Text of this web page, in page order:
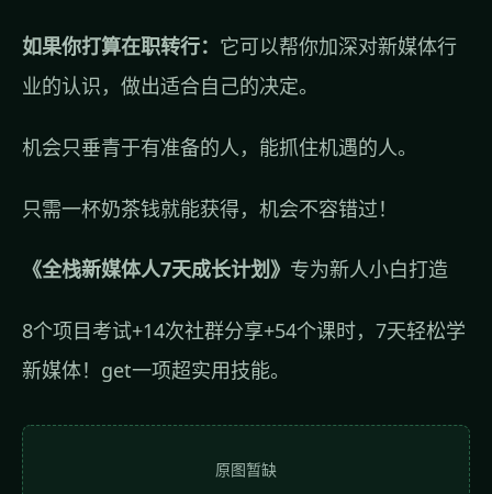
如果你打算在职转行： 它可以帮你加深对新媒体行
业的认识，做出适合自己的决定。
机会只垂青于有准备的人，能抓住机遇的人。
只需一杯奶茶钱就能获得，机会不容错过！
《全栈新媒体人7天成长计划》 专为新人小白打造
8个项目考试+14次社群分享+54个课时，7天轻松学
新媒体！get一项超实用技能。
原图暂缺